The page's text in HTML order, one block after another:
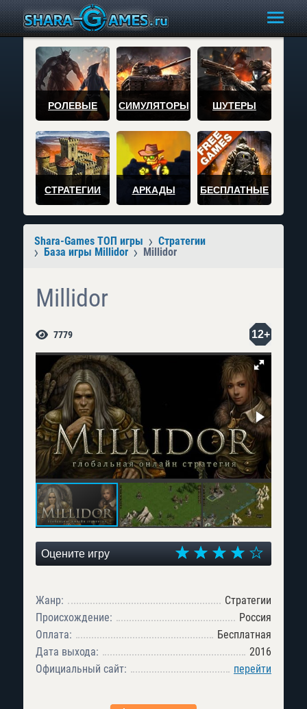
РОЛЕВЫЕ СИМУЛЯТОРЫ ШУТЕРЫ
СТРАТЕГИИ АРКАДЫ БЕСПЛАТНЫЕ
Shara-Games ТОП игры
Стратегии
База игры Millidor
Millidor
Millidor
7779 12+
Оцените игру
Жанр:
Стратегии
Происхождение:
Россия
Оплата:
Бесплатная
Дата выхода:
2016
Официальный сайт:
перейти